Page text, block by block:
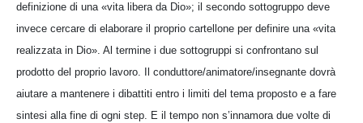
definizione di una «vita libera da Dio»; il secondo sottogruppo deve
invece cercare di elaborare il proprio cartellone per definire una «vita
realizzata in Dio». Al termine i due sottogruppi si confrontano sul
prodotto del proprio lavoro. Il conduttore/animatore/insegnante dovrà
aiutare a mantenere i dibattiti entro i limiti del tema proposto e a fare
sintesi alla fine di ogni step. E il tempo non s’innamora due volte di